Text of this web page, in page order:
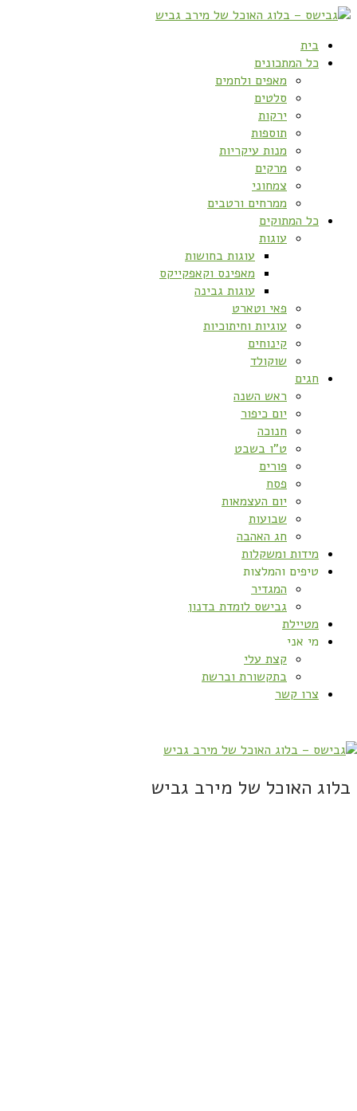
בית
כל המתכונים
מאפים ולחמים
סלטים
ירקות
תוספות
מנות עיקריות
מרקים
צמחוני
ממרחים ורטבים
כל המתוקים
עוגות
עוגות בחושות
מאפינס וקאפקייקס
עוגות גבינה
פאי וטארט
עוגיות וחיתוכיות
קינוחים
שוקולד
חגים
ראש השנה
יום כיפור
חנוכה
ט”ו בשבט
פורים
פסח
יום העצמאות
שבועות
חג האהבה
מידות ומשקלות
טיפים והמלצות
המגדיר
גבישס לומדת בדנון
מטיילת
מי אני
קצת עלי
בתקשורת וברשת
צרו קשר
בלוג האוכל של מירב גביש